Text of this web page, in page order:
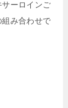
サーロインご
み合わせで